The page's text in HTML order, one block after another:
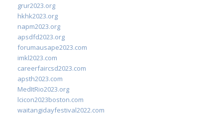
grur2023.org
hkhk2023.org
napm2023.org
apsdfd2023.org
forumausape2023.com
imkl2023.com
careerfaircsd2023.com
apsth2023.com
MedItRio2023.org
lcicon2023boston.com
waitangidayfestival2022.com